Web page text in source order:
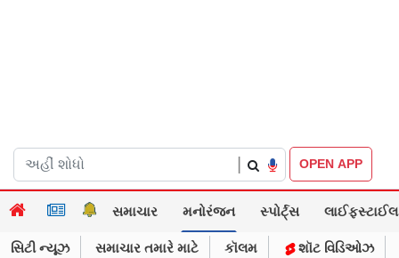
OPEN APP
સમાચાર મનોરંજન સ્પોર્ટ્સ લાઈફસ્ટાઈલ
સિટી ન્યૂઝ સમાચાર તમારે માટે કૉલમ શૉટ વિડિઓઝ